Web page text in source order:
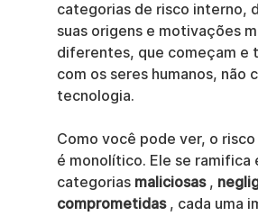
categorias de risco interno,
suas origens e motivações
diferentes, que começam e
com os seres humanos, não
tecnologia.
Como você pode ver, o
é monolítico. Ele se ramifica
categorias maliciosas ,
comprometidas , cada uma